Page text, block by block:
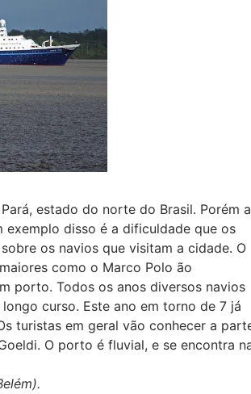
estado do norte do Brasil. Porém a
disso é a dificuldade que os
os navios que visitam a cidade. O
como o Marco Polo ão
porto. Todos os anos diversos navios
curso. Este ano em torno de 7 já
turistas em geral vão conhecer a
O porto é fluvial, e se encontra